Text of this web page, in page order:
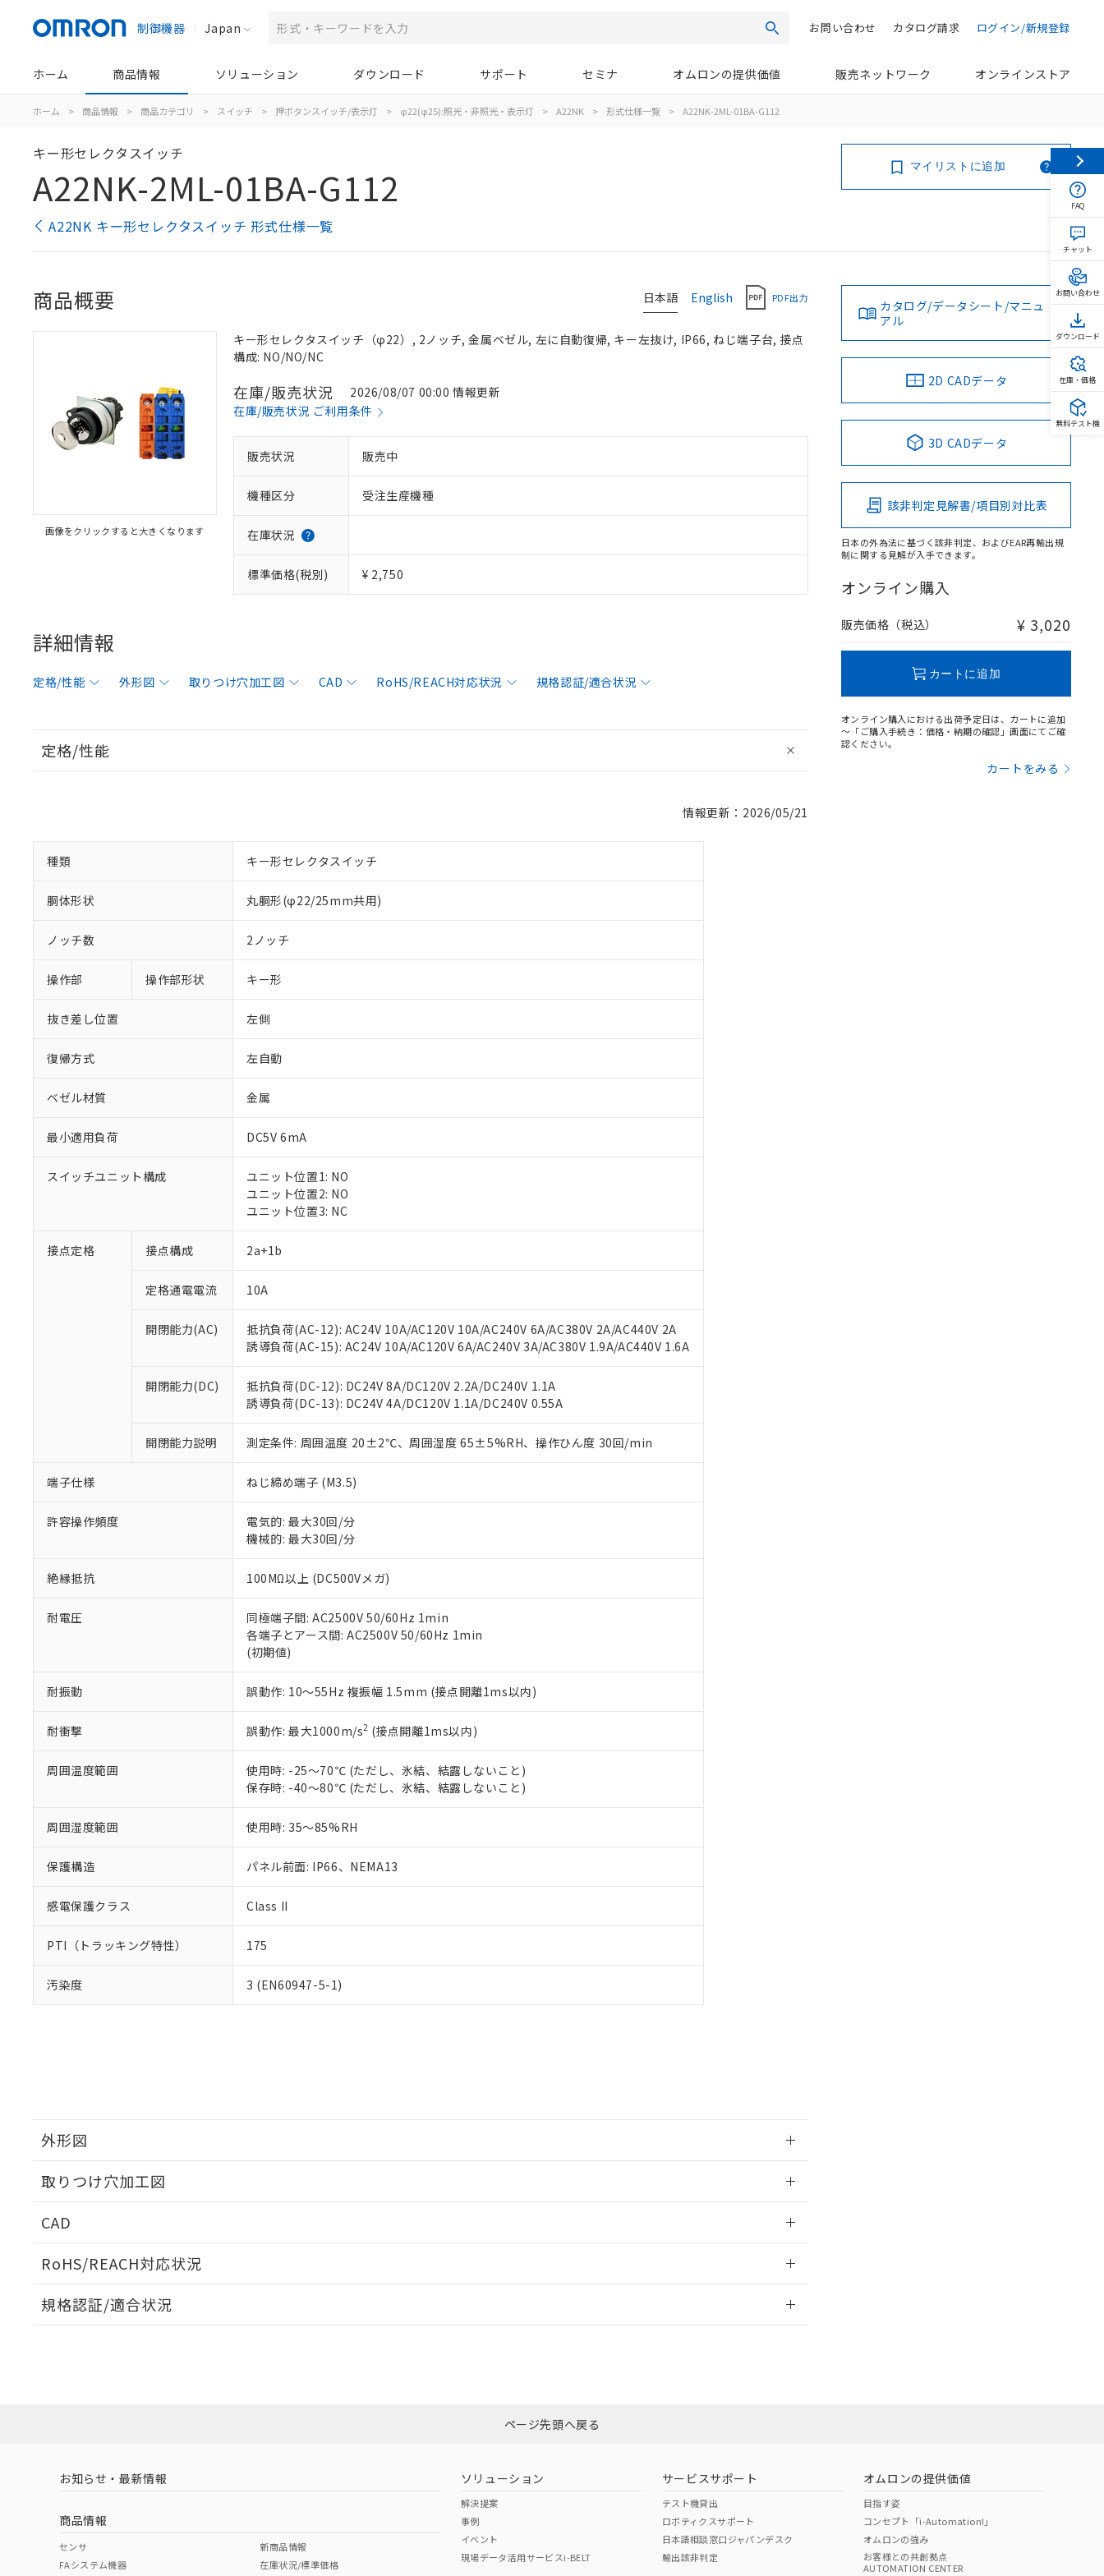
制御機器 Japan 検索 ログイン/新規登録
カタログ請求
お問い合わせ
ホーム 商品情報 ソリューション ダウンロード サポート セミナ オムロンの提供価値 販売ネットワーク オンラインストア
ホーム > 商品情報 > 商品カテゴリ > スイッチ > 押ボタンスイッチ/表示灯 > φ22(φ25):照光・非照光・表示灯 > A22NK > 形式仕様一覧 > A22NK-2ML-01BA-G112
キー形セレクタスイッチ
A22NK-2ML-01BA-G112
A22NK キー形セレクタスイッチ 形式仕様一覧
マイリストに追加
日本語 English PDF出力
商品概要
画像をクリックすると大きくなります
キー形セレクタスイッチ（φ22）, 2ノッチ, 金属ベゼル, 左に自動復帰, キー左抜け, IP66, ねじ端子台, 接点
構成: NO/NO/NC
在庫/販売状況
2026/08/07 00:00 情報更新
在庫/販売状況 ご利用条件
販売状況 販売中
機種区分 受注生産機種
在庫状況
標準価格(税別) ¥ 2,750
詳細情報
定格/性能 外形図 取りつけ穴加工図 CAD RoHS/REACH対応状況 規格認証/適合状況
定格/性能
情報更新：2026/05/21
種類 キー形セレクタスイッチ
胴体形状 丸胴形(φ22/25mm共用)
ノッチ数 2ノッチ
操作部 操作部形状 キー形
抜き差し位置 左側
復帰方式 左自動
ベゼル材質 金属
最小適用負荷 DC5V 6mA
スイッチユニット構成
ユニット位置1: NO
ユニット位置2: NO
ユニット位置3: NC
接点定格 接点構成 2a+1b
定格通電電流 10A
開閉能力(AC)
抵抗負荷(AC-12): AC24V 10A/AC120V 10A/AC240V 6A/AC380V 2A/AC440V 2A
誘導負荷(AC-15): AC24V 10A/AC120V 6A/AC240V 3A/AC380V 1.9A/AC440V 1.6A
開閉能力(DC)
抵抗負荷(DC-12): DC24V 8A/DC120V 2.2A/DC240V 1.1A
誘導負荷(DC-13): DC24V 4A/DC120V 1.1A/DC240V 0.55A
開閉能力説明 測定条件: 周囲温度 20±2℃、周囲湿度 65±5%RH、操作ひん度 30回/min
端子仕様 ねじ締め端子 (M3.5)
許容操作頻度
電気的: 最大30回/分
機械的: 最大30回/分
絶縁抵抗 100MΩ以上 (DC500Vメガ)
耐電圧
同極端子間: AC2500V 50/60Hz 1min
各端子とアース間: AC2500V 50/60Hz 1min
(初期値)
耐振動 誤動作: 10～55Hz 複振幅 1.5mm (接点開離1ms以内)
耐衝撃 誤動作: 最大1000m/s2 (接点開離1ms以内)
周囲温度範囲
使用時: -25～70℃ (ただし、氷結、結露しないこと)
保存時: -40～80℃ (ただし、氷結、結露しないこと)
周囲湿度範囲 使用時: 35～85%RH
保護構造 パネル前面: IP66、NEMA13
感電保護クラス Class II
PTI（トラッキング特性） 175
汚染度 3 (EN60947-5-1)
外形図
取りつけ穴加工図
CAD
RoHS/REACH対応状況
EU RoHS 注意事項・凡例
ダウンロードはこちら
中国 RoHS 注意事項・凡例
中国 RoHS表
規格認証/適合状況
（イギリス
（ノルウェー
（日本
（アメリカ
カタログ/データシート/マニュ
アル
2D CADデータ
3D CADデータ
該非判定見解書/項目別対比表
日本の外為法に基づく該非判定、およびEAR再輸出規
制に関する見解が入手できます。
オンライン購入
販売価格（税込） ¥ 3,020
カートに追加
オンライン購入における出荷予定日は、カートに追加
～「ご購入手続き：価格・納期の確認」画面にてご確
認ください。
カートをみる
ご利用条件
以下の条件をお読みいただき、同意のうえご利用ください。
本サービスは、当社制御機器事業取扱商品の当社在庫状況および標準価格(税抜)を提供させていただ
くものです。
当社制御機器事業取扱商品の中には、本サービスの対象外となる商品もあることをご了承ください。
在庫状況および標準価格照会結果は、記載している更新日時点での社内データに基づき作成されるも
い。
正式な納期状況および標準価格はお客様のお取引先、またはお客様担当のオムロン制御機器販売店・
当社販売員にご相談ください。
オムロン制御機器販売店や当社販売拠点は「販売ネットワーク
」をご確認ください。
在庫状況および標準価格結果を当社の事前の承諾なく第三者に漏洩または開示しないようお願いしま
す。
ている必要があります。
お客様が当ウェブサイト上で当社にご登録された部品リストについて、当社および当社の共同利用者
さい。
※当社の共同利用者とは、"個人情報の共同利用に関して"
※1 対応状況
対応済み：EU RoHS指令（10物質）の非含有に対応した製品が提供可能な商品です。
対応予定：EU RoHS指令（10物質）の非含有に対応した製品に切り替える予定のある商品です。
非該当品：ライセンス料など無形物で、有害物質有無と関係のない商品です。
仕入先様の事情により、非含有部品としていたものが、含有品と判明した場合などやむを得ず変更すること
があります。
*EU RoHS指令（10物質）：
六価クロム(Cr(Ⅵ)) 1000ppm以下、ポリ臭化ビフェニル類(PBB) 1000ppm以下、ポリ臭化ジフェニルエーテル類(PBDE) 1000ppm以下、
フタル酸ビス(2-エチルヘキシル) (DEHP)(別名：DOP) 1000ppm以下、フタル酸ブチルベンジル（BBP） 1000ppm以下、フタル酸ジブチ
ル（DBP） 1000ppm以下、フタル酸ジイソブチル (DIBP) 1000ppm以下
但し、RoHS指令で産業用監視および制御機器に対する適用除外項目は除く。
フタル酸エステル類の４物質については閾値を超える意図的な使用がないことを確認しています。
※2 対応予定月
部品在庫の切り替え状況などにより、予定月が前後することがあります。
※3 非含有証明書ダウンロード
下記の非含有証明書をダウンロードすることができます。
EU RoHS指令（10物質）の非含有証明書
51物質の非含有証明書（当社基準）
※本証明書は発行日時点で非含有を証明するもので、過去に遡って非含有を証明するものではありません。
また、RoHS指令のフタル酸エステル類４物質の対応では、対応完了までの期間は出荷製品に未対応品が
混在することから備考欄に対応日を記載しておりました。
り割愛しております。
※1 中国RoHS○×表
「○」：最大均質材料含有率が中国RoHSの基準値以下であることを示します。
「×」：最大均質材料含有率が中国RoHSの基準値を超えていることを示します。
*中国RoHS10物質の基準値 (GB/T26572)：
Pb(鉛) :1000ppm、 Hg(水銀) : 1000ppm、 Cd(カドミウム) : 100ppm、
Cr(Ⅵ)(六価クロム) : 1000ppm、 PBBs(ポリ臭化ビフェニル類) : 1000ppm、 PBDEs(ポリ臭化ジフェニルエーテル類) : 1000ppm、
DBP(フタル酸ジブチル) : 1000ppm、 DIBP(フタル酸ジイソブチル) : 1000ppm、 BBP(フタル酸ブチルベンジル) : 1000ppm、
DEHP(フタル酸ビス(2-エチルヘキシル)) : 1000ppm
※2 環境保護使用期限
「ｅ」：有害物質（10物質）のすべてが基準値以下であることを示します。
「10」：通常の使用状況下において有害物質が外部に漏えいし、環境に深刻な影響を及ぼさない年数を意
味します。
当社は、これら貴社製品のうち、外国為替および外国貿易法に定める商品（以下｢規制貨物等」とい
う）を輸出または国外への提供する場合は、日本国政府の輸出許可(または役務取引許可)を取得する
などの必要な手続きをとります。
ます。
当社は貴社製品を、核兵器、ミサイル、化学兵器、生物兵器またはその他武器並びにこれらの製造装
当社は、貴社製品を第三者に販売する場合は、上記1、2および3の内容を当該第三者に通知します。
また当社は、販売先および販売に係わる関係者が違法に輸出するおそれがある場合は、取り引きをい
たしません。
記
号
説明
○ 一定数以上の在庫あり
△ 一定数には満たないが在庫あり
－
在庫なし(最新の在庫状況については、お客様のお取引先、またはお客様担当のオムロン制御
機器販売店・当社販売員にご確認ください)
空
白
受注生産機種、また在庫状況の情報を公開していない機種
ページ先頭へ戻る
お知らせ・最新情報
商品情報
センサ
FAシステム機器
新商品情報
在庫状況/標準価格
ソリューション
解決提案
事例
イベント
現場データ活用サービスi-BELT
サービスサポート
テスト機貸出
ロボティクスサポート
日本語相談窓口ジャパンデスク
輸出該非判定
オムロンの提供価値
目指す姿
コンセプト「i-Automation!」
オムロンの強み
お客様との共創拠点
AUTOMATION CENTER
FAQ
チャット
お問い合わせ
ダウンロード
在庫・価格
無料テスト機